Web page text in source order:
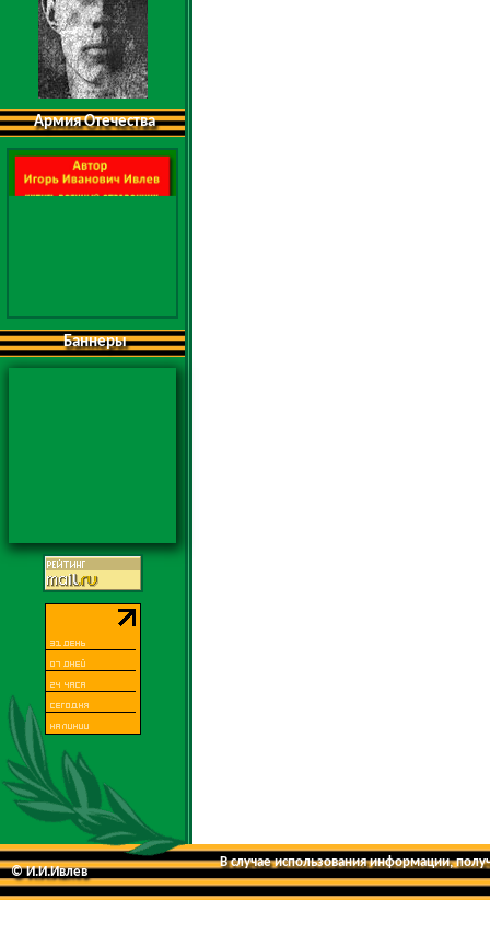
Армия Отечества
Баннеры
© И.И.Ивлев
В случае использования информации,